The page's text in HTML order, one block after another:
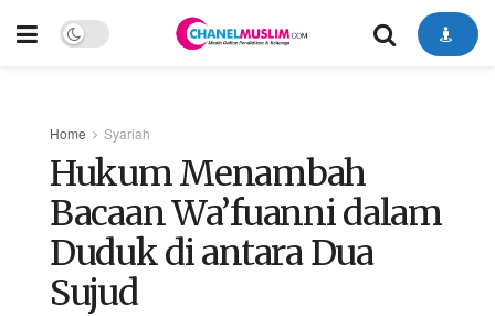
Home Syariah
Hukum Menambah
Bacaan Wa’fuanni dalam
Duduk di antara Dua
Sujud